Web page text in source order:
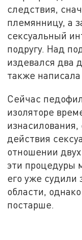
следствия,
племянницу, а
сексуальный
подругу. Над
издевался два
также
Сейчас
изоляторе
действия
отношении
эти процедуры
его уже судили
области,
постарше.